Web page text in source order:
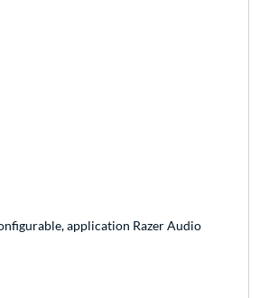
application Razer Audio